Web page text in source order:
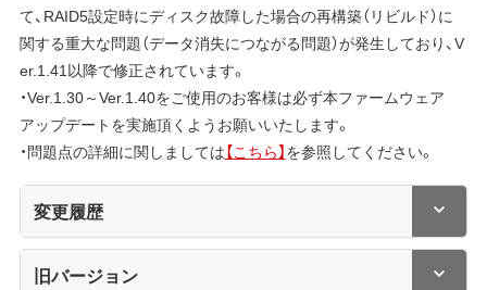
て、RAID5設定時にディスク故障した場合の再構築（リビルド）に
関する重大な問題（データ消失につながる問題）が発生しており、V
er.1.41以降で修正されています。
・Ver.1.30～Ver.1.40をご使用のお客様は必ず本ファームウェア
アップデートを実施頂くようお願いいたします。
・問題点の詳細に関しましては【こちら】を参照してください。
変更履歴
旧バージョン